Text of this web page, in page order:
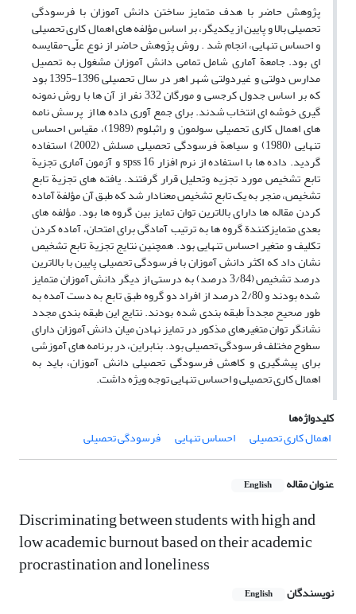
پژوهش حاضر با هدف متمایز ساختن دانش آموزان با فرسودگی
تحصیلی بالا و پایین از یکدیگر، بر اساس مؤلفه های اهمال کاری تحصیلی
و احساس تنهایی، انجام شد . روش پژوهش حاضر از نوع علّی-مقایسه
ای بود. جامعة آماری شامل تمامی دانش آموزان مشغول به تحصیل
مدارس دولتی و غیردولتی شهر اهر در سال تحصیلی 1396-1395 بود
که بر اساس جدول کرجسی و مورگان 332 نفر از آن ها با روش نمونه
گیری خوشه ای انتخاب شدند. برای جمع آوری داده ها از پرسش نامه
های اهمال کاری تحصیلی سولمون و راثبلوم (1989)، مقیاس احساس
تنهایی (1980) و سیاهة فرسودگی تحصیلی مسلش (2002) استفاده
گردید. داده ها با استفاده از نرم افزار 16 spss و آزمون آماری تجزیة
تابع تشخیص مورد تجزیه وتحلیل قرار گرفتند. یافته های تجزیة تابع
تشخیص، منجر به یک تابع تشخیص معنادار شد که طبق آن مؤلفة آماده
کردن مقاله ها دارای بالاترین توان تمایز بین گروه ها بود. مؤلفه های
بعدی متمایزکنندة گروه ها به ترتیب آمادگی برای امتحان، آماده کردن
تکلیف و متغیر احساس تنهایی بود. همچنین نتایج تجزیة تابع تشخیص
نشان داد که اکثر دانش آموزان با فرسودگی تحصیلی پایین با بالاترین
درصد تشخیص (3/84 درصد) به درستی از دیگر دانش آموزان متمایز
شده بودند و 2/80 درصد از افراد دو گروه طبق تابع به دست آمده به
طور صحیح مجدداً طبقه بندی شده بودند. نتایج این طبقه بندی مجدد
نشانگر توان متغیرهای مذکور در تمایز نهادن میان دانش آموزان دارای
سطوح مختلف فرسودگی تحصیلی بود. بنابراین، در برنامه های آموزشی
برای پیشگیری و کاهش فرسودگی تحصیلی دانش آموزان، باید به
اهمال کاری تحصیلی و احساس تنهایی توجه ویژه داشت.
کلیدواژه‌ها
اهمال کاری تحصیلی
احساس تنهایی فرسودگی تحصیلی
عنوان مقاله English
Discriminating between students with high and
low academic burnout based on their academic
procrastination and loneliness
نویسندگان English